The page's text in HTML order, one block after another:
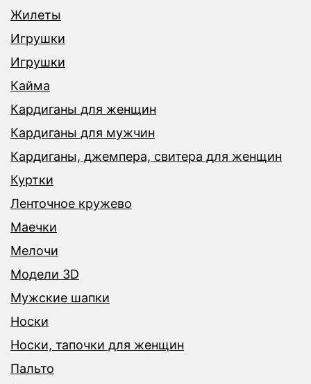
Жилеты
Игрушки
Игрушки
Кайма
Кардиганы для женщин
Кардиганы для мужчин
Кардиганы, джемпера, свитера для женщин
Куртки
Ленточное кружево
Маечки
Мелочи
Модели 3D
Мужские шапки
Носки
Носки, тапочки для женщин
Пальто